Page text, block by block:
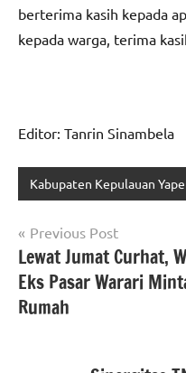
berterima kasih kepada
kepada warga, terima
Editor: Tanrin Sinambela
Kabupaten Kepulauan
Navigasi
pos
Previous Post
Lewat Jumat Curhat,
Eks Pasar Warari
Rumah